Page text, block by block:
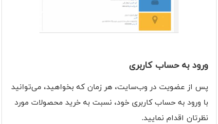
ورود به حساب کاربری
پس از عضویت در وب‌سایت، هر زمان که بخواهید، می‌توانید
با ورود به حساب کاربری خود، نسبت به خرید محصولات مورد
نظرتان اقدام نمایید.